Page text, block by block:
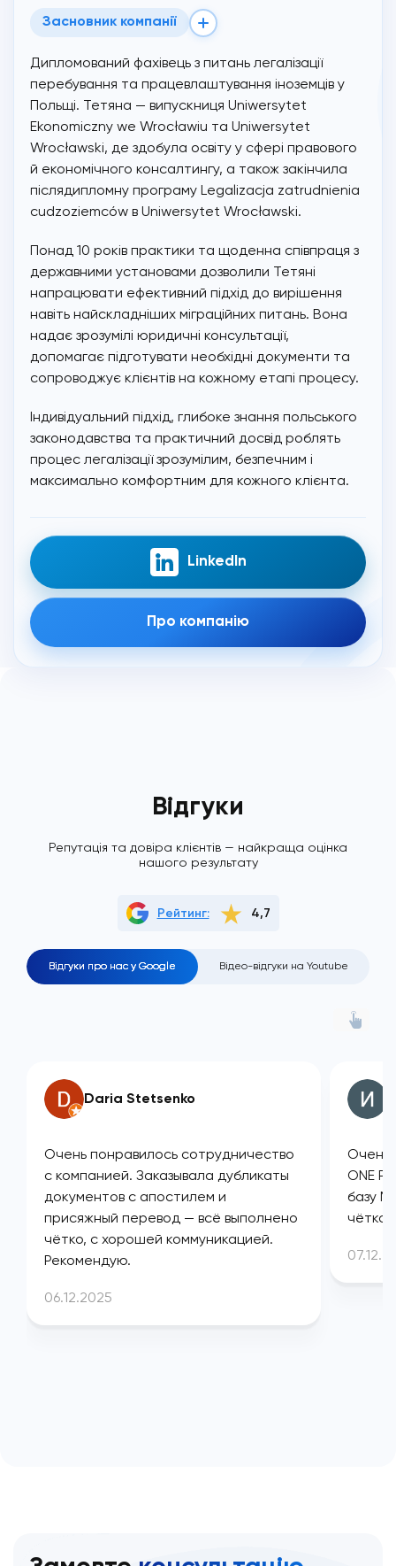
Засновник компанії
Дипломований фахівець з питань легалізації
перебування та працевлаштування іноземців у
Польщі. Тетяна — випускниця Uniwersytet
Ekonomiczny we Wrocławiu та Uniwersytet
Wrocławski, де здобула освіту у сфері правового
й економічного консалтингу, а також закінчила
післядипломну програму Legalizacja zatrudnienia
cudzoziemców в Uniwersytet Wrocławski.
Понад 10 років практики та щоденна співпраця з
державними установами дозволили Тетяні
напрацювати ефективний підхід до вирішення
навіть найскладніших міграційних питань. Вона
надає зрозумілі юридичні консультації,
допомагає підготувати необхідні документи та
сопроводжує клієнтів на кожному етапі процесу.
Індивідуальний підхід, глибоке знання польського
законодавства та практичний досвід роблять
процес легалізації зрозумілим, безпечним і
максимально комфортним для кожного клієнта.
LinkedIn
Про компанію
Відгуки
Рейтинг: 4,7
Відгуки про нас у Google Відео-відгуки на Youtube
Репутація та довіра клієнтів — найкраща оцінка
нашого результату
Daria Stetsenko
Очень понравилось сотрудничество
с компанией. Заказывала дубликаты
документов с апостилем и
присяжный перевод — всё выполнено
чётко, с хорошей коммуникацией.
Рекомендую.
06.12.2025
Очень
ONE
базу
чётко